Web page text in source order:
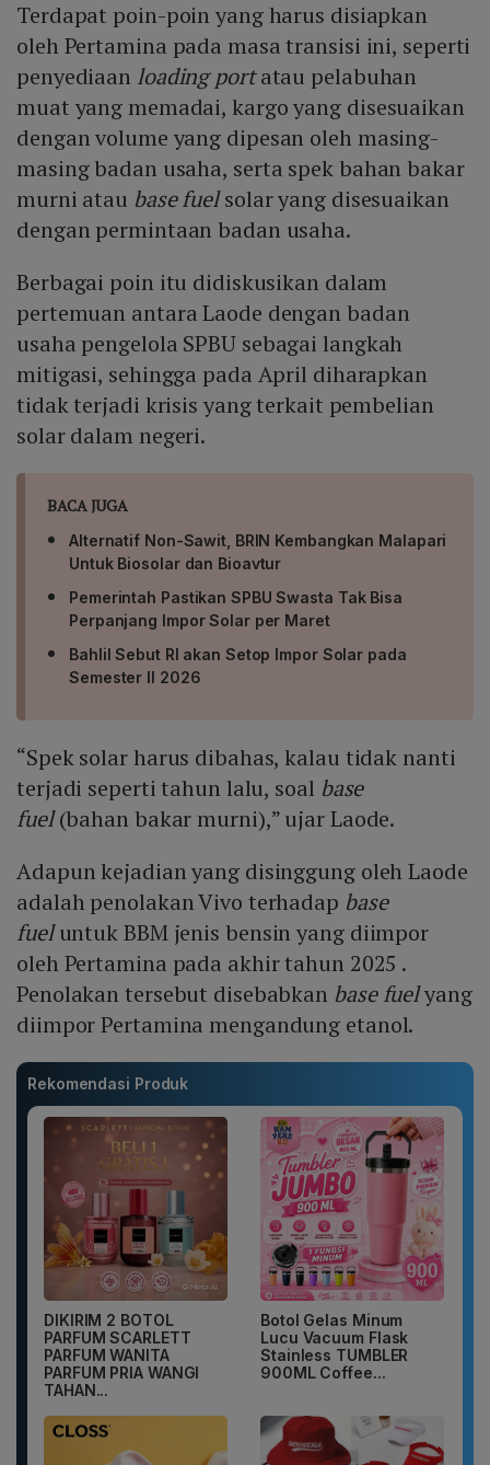
barel per hari, setara 22‑25 % kebutuhan nasional,
menghemat impor BBM hingga Rp68 triliun per tahun
dan menyumbang Rp514 trun terhadap PDB.
Terdapat poin-poin yang harus disiapkan
oleh Pertamina pada masa transisi ini, seperti
penyediaan loading portatau pelabuhan
muat yang memadai, kargo yang disesuaikan
dengan volume yang dipesan oleh masing-
masing badan usaha, serta spek bahan bakar
murni atau base fuelsolar yang disesuaikan
dengan permintaan badan usaha.
Berbagai poin itu didiskusikan dalam
pertemuan antara Laode dengan badan
usaha pengelola SPBU sebagai langkah
mitigasi, sehingga pada April diharapkan
tidak terjadi krisis yang terkait pembelian
solar dalam negeri.
BACA JUGA
Alternatif Non-Sawit, BRIN Kembangkan Malapari
Untuk Biosolar dan Bioavtur
Pemerintah Pastikan SPBU Swasta Tak Bisa
Perpanjang Impor Solar per Maret
Bahlil Sebut RI akan Setop Impor Solar pada
Semester II 2026
“Spek solar harus dibahas, kalau tidak nanti
terjadi seperti tahun lalu, soal base
fuel(bahan bakar murni),” ujar Laode.
Adapun kejadian yang disinggung oleh Laode
adalah penolakan Vivo terhadap base
fueluntuk BBM jenis bensin yang diimpor
oleh Pertamina pada akhir tahun 2025 .
Penolakan tersebut disebabkan base fuelyang
diimpor Pertamina mengandung etanol.
Rekomendasi Produk
DIKIRIM 2 BOTOL
PARFUM SCARLETT
PARFUM WANITA
PARFUM PRIA WANGI
TAHAN...
Botol Gelas Minum
Lucu Vacuum Flask
Stainless TUMBLER
900ML Coffee...